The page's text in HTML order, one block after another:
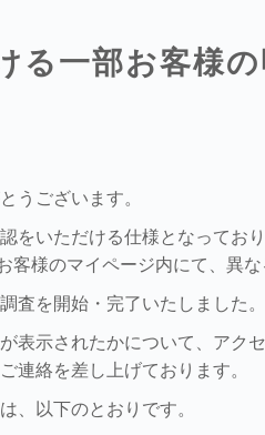
る一部お客様
うございます。
いただける仕様となっており
様のマイページ内にて、異
を開始・完了いたしました。
示されたかについて、アク
連絡を差し上げております。
、以下のとおりです。